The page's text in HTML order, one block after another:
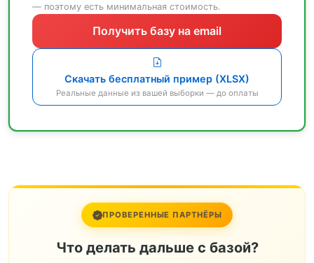
— поэтому есть минимальная стоимость.
Получить базу на email
Скачать бесплатный пример (XLSX)
Реальные данные из вашей выборки — до оплаты
ПРОВЕРЕННЫЕ ПАРТНЁРЫ
Что делать дальше с базой?